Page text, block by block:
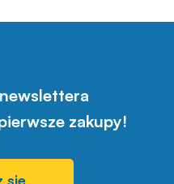
zakupy!
się